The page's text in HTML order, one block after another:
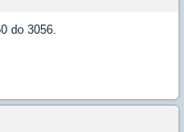
do 3056.